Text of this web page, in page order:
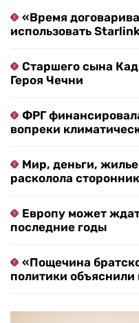
«Время
использовать
Старшего сына
Героя Чечни
ФРГ
вопреки
Мир, деньги,
расколола
Европу может
последние годы
«Пощечина
политики объяснили